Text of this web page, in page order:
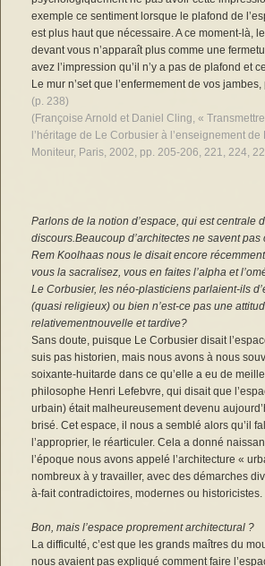
exemple ce sentiment lorsque le plafond de
est plus haut que nécessaire. A ce moment-là,
devant vous n’apparaît plus comme une
avez l’impression qu’il n’y a pas de plafond et
Le mur n’set que l’enfermement de vos
(p. 238)
(Françoise Arnold et Daniel Cling, «
l’héritage de Le Corbusier à l’enseignement
Moniteur, Paris, 2002, pp. 205-206, 221, 224,
Parlons de la notion d’espace, qui est centrale
discours.Beaucoup d’architectes ne savent pas
Rem Koolhaas nous le disait encore
vous la sacralisez, vous en faites l’alpha et
Le Corbusier, les néo-plasticiens parlaient-ils
(quasi religieux) ou bien n’est-ce pas une
relativementnouvelle et tardive?
Sans doute, puisque Le Corbusier disait
suis pas historien, mais nous avons à nous
soixante-huitarde dans ce qu’elle a eu de
philosophe Henri Lefebvre, qui disait que
urbain) était malheureusement devenu
brisé. Cet espace, il nous a semblé alors qu’il
l’approprier, le réarticuler. Cela a donné
l’époque nous avons appelé l’architecture «
nombreux à y travailler, avec des démarches
à-fait contradictoires, modernes ou historicistes.
Bon, mais l’espace proprement architectural ?
La difficulté, c’est que les grands maîtres du
nous avaient pas expliqué comment faire